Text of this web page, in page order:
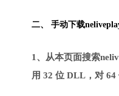
二、 手动下载
1、从本页面搜索
用 32 位 DLL，对